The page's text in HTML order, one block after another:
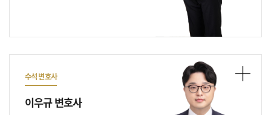
수석 변호사
이우규 변호사